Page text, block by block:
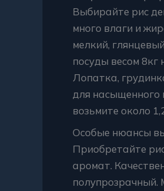
Выбирайте рис
много влаги и
мелкий,
посуды весом
Лопатка,
для насыщенного
возьмите около
Особые нюансы
Приобретайте
аромат.
полупрозрачный.